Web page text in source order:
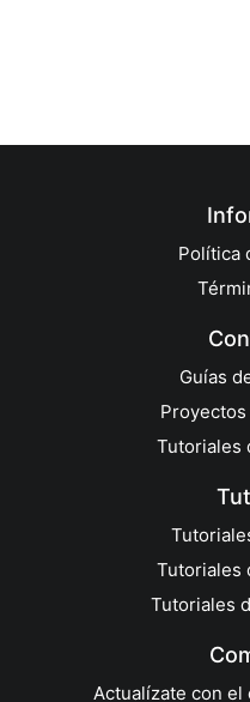
Política
Guías
Tutoriales
Tutoriales
Tutoriales
Actualízate con el